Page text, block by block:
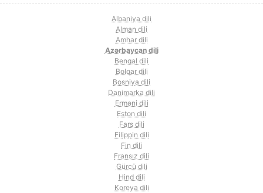
Albaniya dili
Alman dili
Amhar dili
Azərbaycan dili
Benqal dili
Bolqar dili
Bosniya dili
Danimarka dili
Erməni dili
Eston dili
Fars dili
Filippin dili
Fin dili
Fransız dili
Gürcü dili
Hind dili
Koreya dili